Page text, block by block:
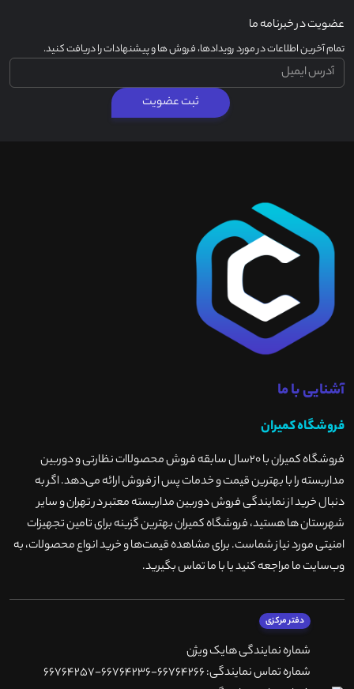
عضویت در خبرنامه ما
تمام آخرین اطلاعات در مورد رویدادها، فروش ها و پیشنهادات را دریافت کنید.
ثبت عضویت
آشنایی با ما
فروشگاه کمیران
فروشگاه کمیران با ۲۰سال سابقه فروش محصولاات نظارتی و دوربین
مداربسته را با بهترین قیمت و خدمات پس از فروش ارائه می‌دهد. اگر به
دنبال خرید از نمایندگی فروش دوربین مداربسته معتبر در تهران و سایر
شهرستان ها هستید، فروشگاه کمیران بهترین گزینه برای تامین تجهیزات
امنیتی مورد نیاز شماست. برای مشاهده قیمت‌ها و خرید انواع محصولات، به
وب‌سایت ما مراجعه کنید یا با ما تماس بگیرید.
دفتر مرکزی
شماره نمایندگی هایک ویژن
شماره تماس نمایندگی: 66764266-66764236-66764257